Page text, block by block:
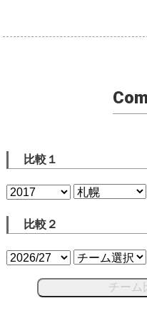
比較１
比較２
チーム